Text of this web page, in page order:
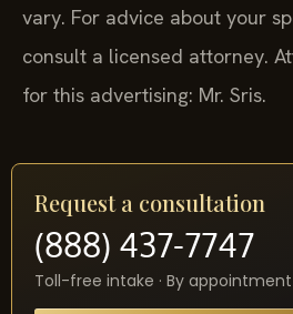
vary. For advice about your
consult a licensed attorney.
for this advertising: Mr. Sris.
Request a consultation
(888) 437-7747
Toll-free intake · By appointment